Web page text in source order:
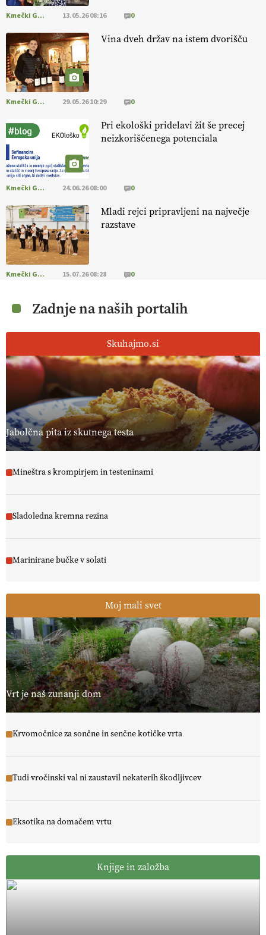
Ekološka reja kokoši skrbi za živali
, okolje
in kakovostna jajca . VEČ
https://t.co/PX49GVsP1M
@EUAgri #IMCAP #CAP https://t.co/a1xatzEeid
Kmečki Glas 13.05.26 08:16 0
Vina dveh držav na istem dvorišču
Kmečki Glas 29.05.26 10:29 0
Pri ekološki pridelavi žit še precej
neizkoriščenega potenciala
Kmečki Glas 24.06.26 08:00 0
Mladi rejci pripravljeni na največje
razstave
Kmečki Glas 15.07.26 08:28 0
Zadnje na naših portalih
Skuhajmo.si
Jabolčna pita iz skutnega testa
Mineštra s krompirjem in testeninami
Sladoledna kremna rezina
Marinirane bučke v solati
Moj mali svet
Vrt je naš zunanji dom
Krvomočnice za sončne in senčne kotičke vrta
Tudi vročinski val ni zaustavil nekaterih škodljivcev
Eksotika na domačem vrtu
Knjige in založba